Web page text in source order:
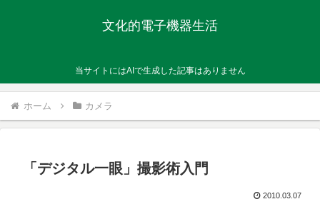
文化的電子機器生活
当サイトにはAIで生成した記事はありません
ホーム カメラ
「デジタル一眼」撮影術入門
2010.03.07